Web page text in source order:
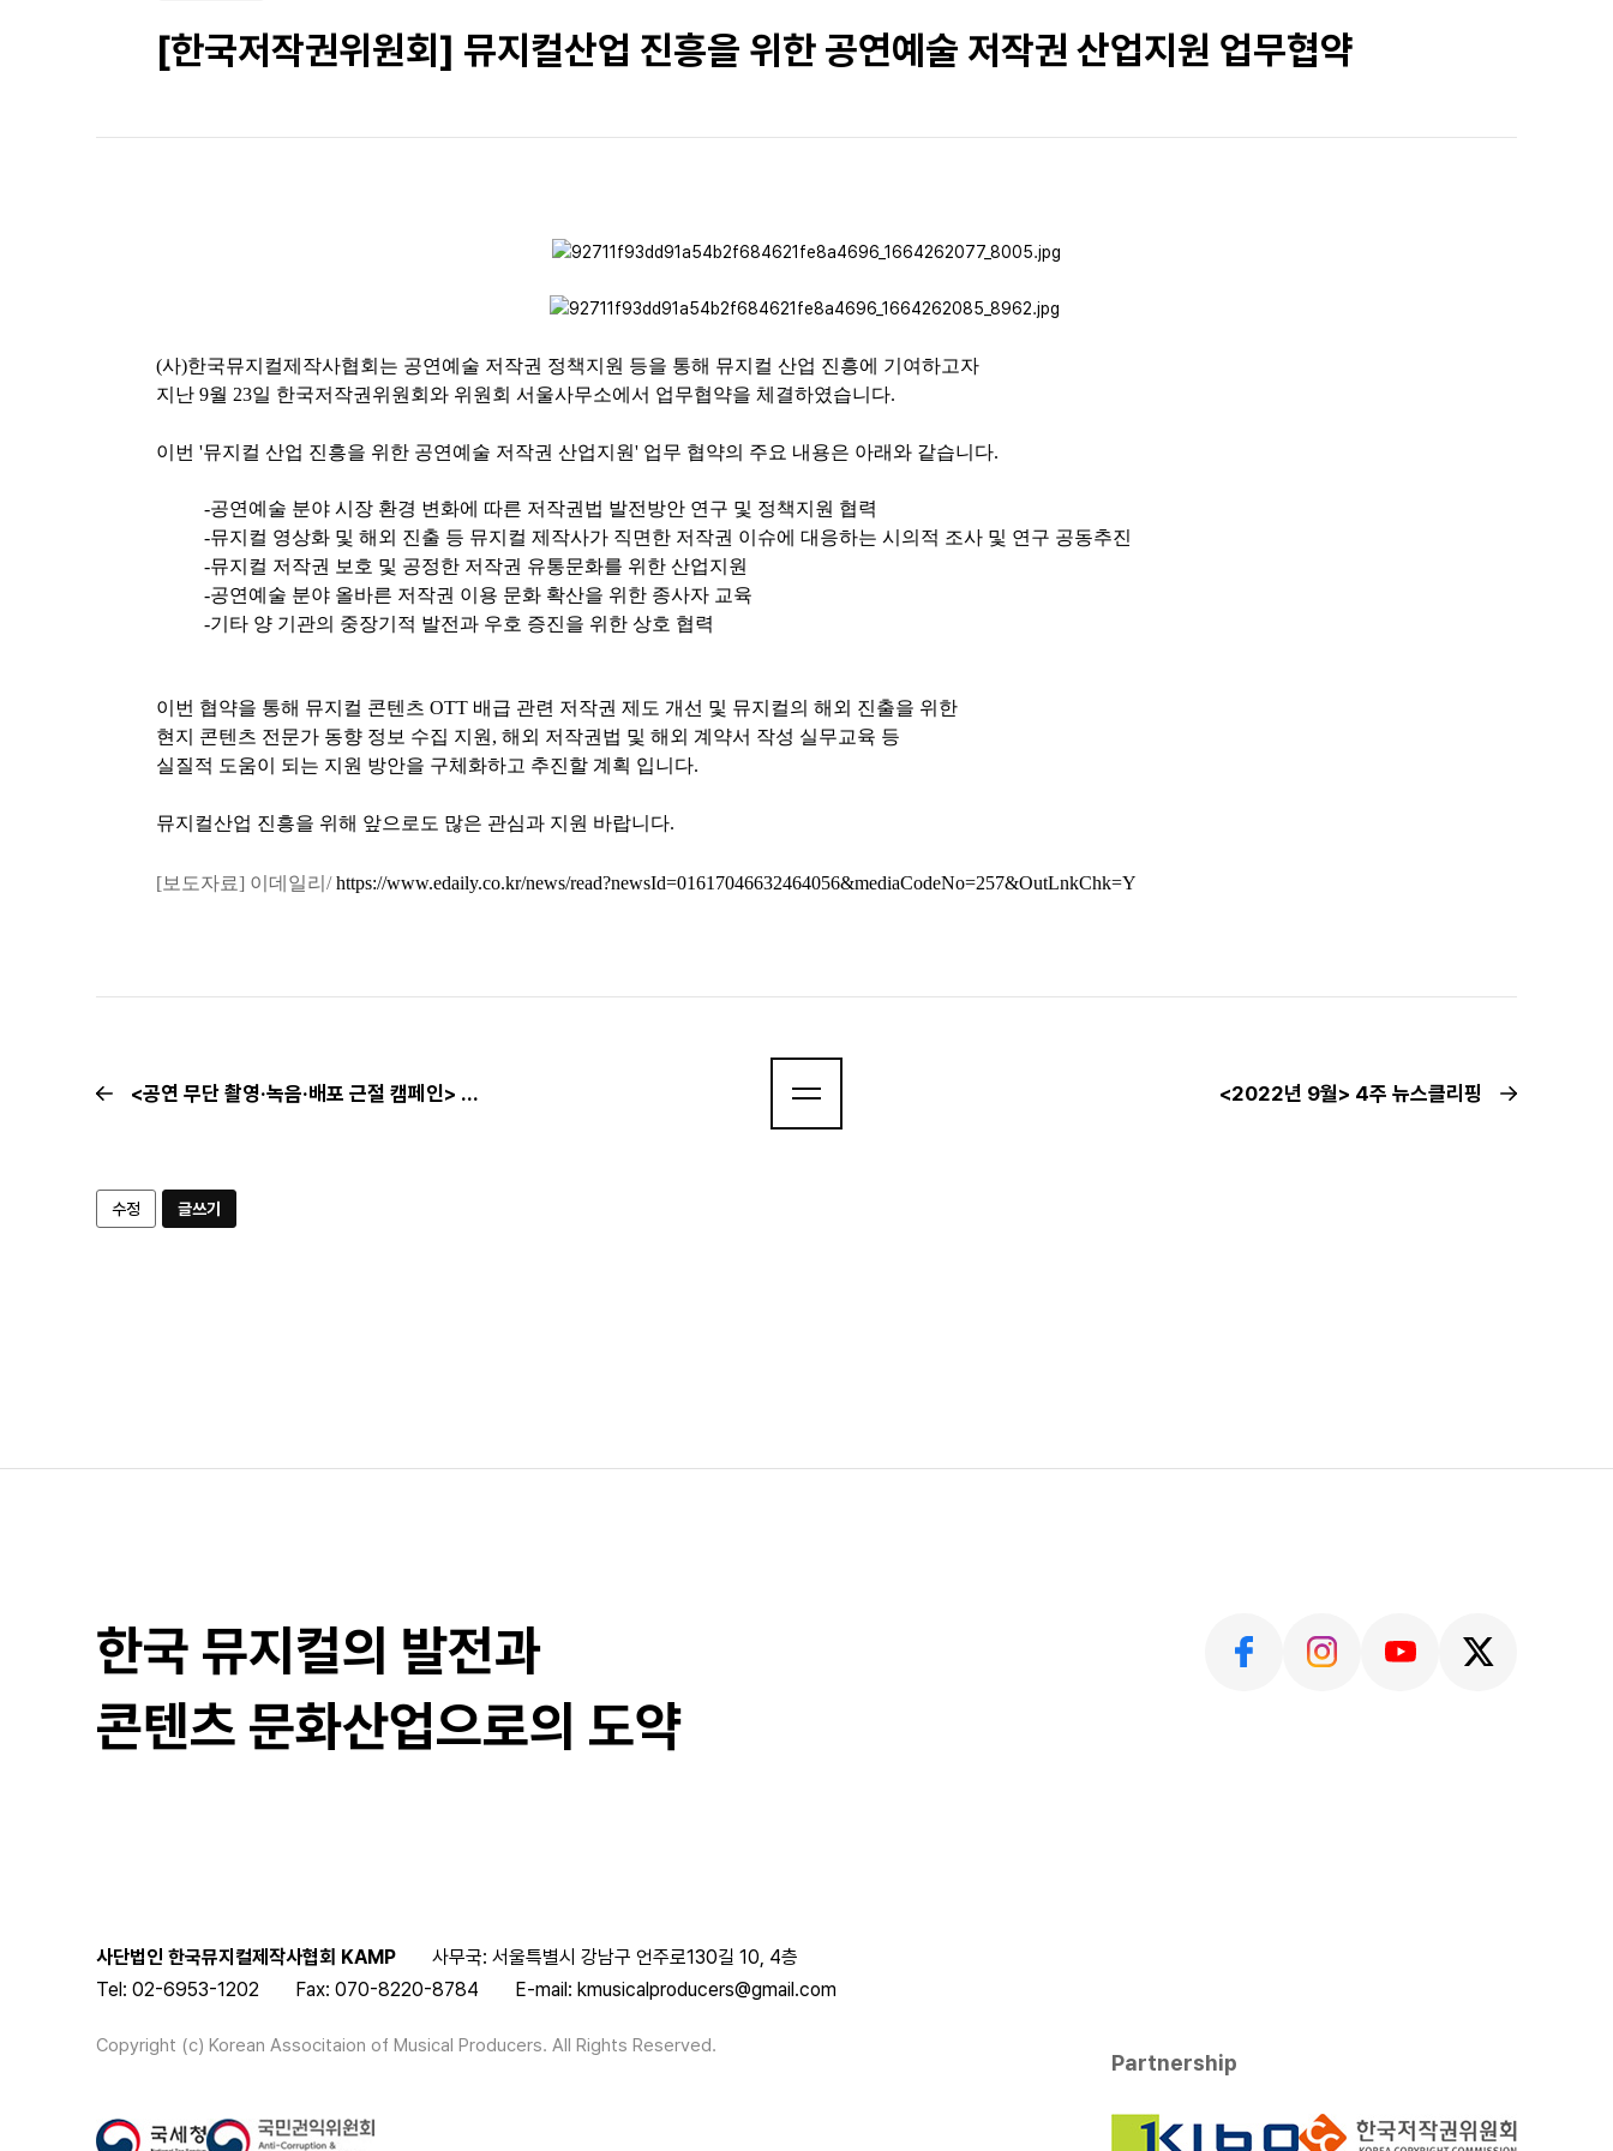
[한국저작권위원회] 뮤지컬산업 진흥을 위한 공연예술 저작권 산업지원 업무협약
(사)한국뮤지컬제작사협회는 공연예술 저작권 정책지원 등을 통해 뮤지컬 산업 진흥에 기여하고자
지난 9월 23일 한국저작권위원회와 위원회 서울사무소에서 업무협약을 체결하였습니다.
이번 '뮤지컬 산업 진흥을 위한 공연예술 저작권 산업지원' 업무 협약의 주요 내용은 아래와 같습니다.
-공연예술 분야 시장 환경 변화에 따른 저작권법 발전방안 연구 및 정책지원 협력
-뮤지컬 영상화 및 해외 진출 등 뮤지컬 제작사가 직면한 저작권 이슈에 대응하는 시의적 조사 및 연구 공동추진
-뮤지컬 저작권 보호 및 공정한 저작권 유통문화를 위한 산업지원
-공연예술 분야 올바른 저작권 이용 문화 확산을 위한 종사자 교육
-기타 양 기관의 중장기적 발전과 우호 증진을 위한 상호 협력
이번 협약을 통해 뮤지컬 콘텐츠 OTT 배급 관련 저작권 제도 개선 및 뮤지컬의 해외 진출을 위한
현지 콘텐츠 전문가 동향 정보 수집 지원, 해외 저작권법 및 해외 계약서 작성 실무교육 등
실질적 도움이 되는 지원 방안을 구체화하고 추진할 계획 입니다.
뮤지컬산업 진흥을 위해 앞으로도 많은 관심과 지원 바랍니다.
[보도자료] 이데일리/https://www.edaily.co.kr/news/read?newsId=01617046632464056&mediaCodeNo=257&OutLnkChk=Y
<공연 무단 촬영·녹음·배포 근절 캠페인> 뮤지컬 밀녹·밀캠 집중 신고기간 | 9월 신고현황 <2022년 9월> 4주 뉴스클리핑
수정 글쓰기
한국 뮤지컬의 발전과
콘텐츠 문화산업으로의 도약
사단법인 한국뮤지컬제작사협회 KAMP
사무국: 서울특별시 강남구 언주로130길 10, 4층
Tel: 02-6953-1202
Fax: 070-8220-8784 E-mail: kmusicalproducers@gmail.com
Copyright (c) Korean Associtaion of Musical Producers. All Rights Reserved.
Partnership